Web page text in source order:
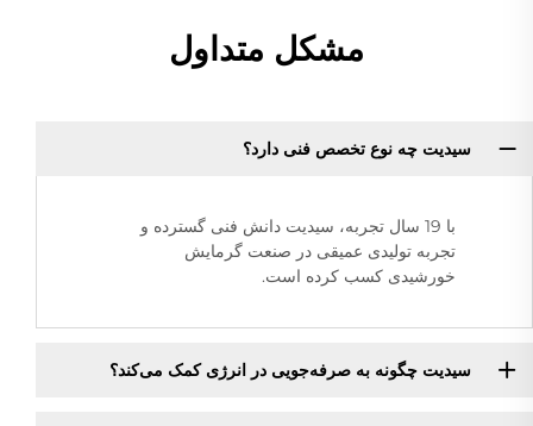
مشکل متداول
سیدیت چه نوع تخصص فنی دارد؟
با 19 سال تجربه، سیدیت دانش فنی گسترده و
تجربه تولیدی عمیقی در صنعت گرمایش
خورشیدی کسب کرده است.
سیدیت چگونه به صرفه‌جویی در انرژی کمک می‌کند؟